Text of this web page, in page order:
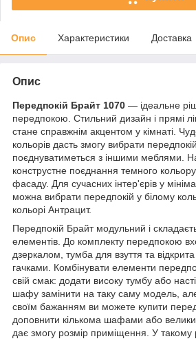
Опис Характеристики Доставка
Опис
Передпокій Брайт 1070 — ідеальне
передпокою. Стильний дизайн і прямі
стане справжнім акцентом у кімнаті.
кольорів дасть змогу вибрати
поєднуватиметься з іншими меблями.
конструстне поєднання темного
фасаду. Для сучасних інтер'єрів у
можна вибрати передпокій у білому
кольорі Антрацит.
Передпокій Брайт модульний і
елементів. До комплекту передпокою
дзеркалом, тумба для взуття та
гачками. Комбінувати елементи
свій смак: додати високу тумбу або
шафу замінити на таку саму модель,
своїм бажанням ви можете купити
доповнити кількома шафами або
дає змогу розмір приміщення. У такому